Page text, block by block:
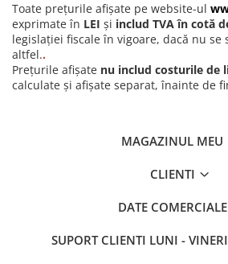
Toate prețurile afișate pe website-ul
exprimate în LEI și includ TVA în cotă
legislației fiscale în vigoare, dacă nu se
altfel..
Prețurile afișate nu includ costurile de
calculate și afișate separat, înainte de
MAGAZINUL MEU
CLIENTI
DATE COMERCIALE
SUPORT CLIENTI LUNI -